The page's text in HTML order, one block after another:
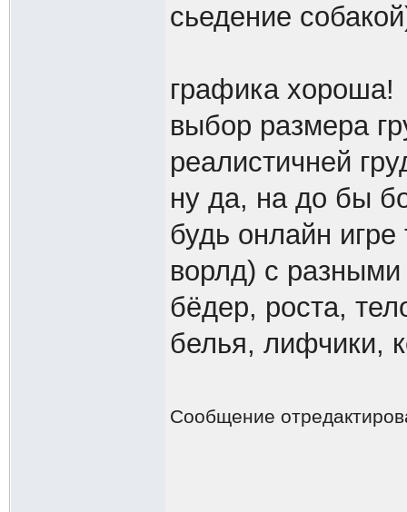
сьедение
графика хороша!
выбор размера
реалистичней
ну да, на до бы
будь онлайн
ворлд) с
бёдер, роста,
белья, лифчики,
Сообщение